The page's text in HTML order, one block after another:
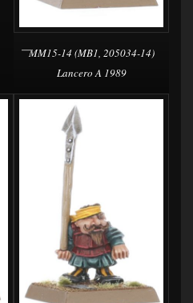
MM15-14 (MB1, 205034-14)
Lancero A 1989